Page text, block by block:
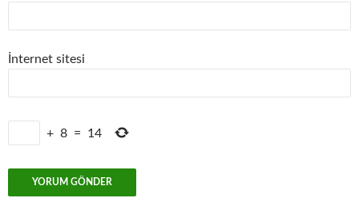
İnternet sitesi
+ 8 = 14